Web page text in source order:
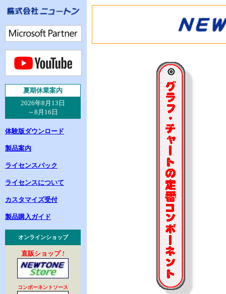
夏期休業案内
2026年8月13日
～8月16日
体験版ダウンロード
製品案内
ライセンスパック
ライセンスについて
カスタマイズ受付
製品購入ガイド
オンラインショップ
直販ショップ!
コンポーネントソース